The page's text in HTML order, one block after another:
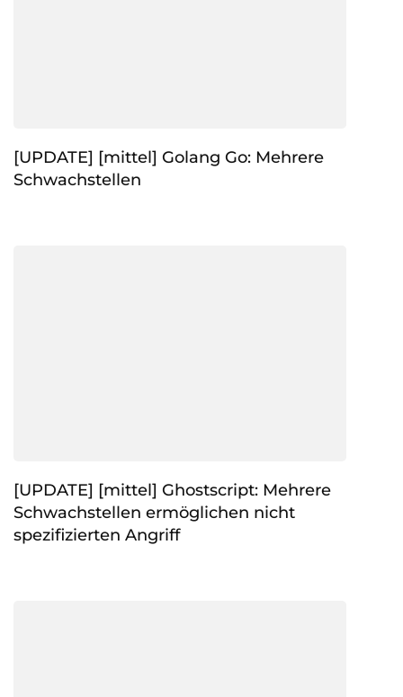
[UPDATE] [mittel] Golang Go: Mehrere
Schwachstellen
[UPDATE] [mittel] Ghostscript: Mehrere
Schwachstellen ermöglichen nicht
spezifizierten Angriff